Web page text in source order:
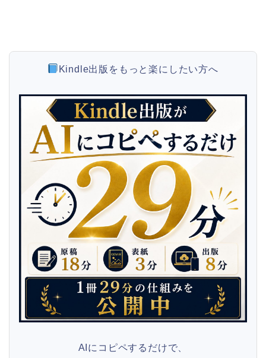
Kindle出版をもっと楽にしたい方へ
AIにコピペするだけで、